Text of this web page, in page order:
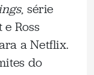
, série
Ross
a Netflix.
do